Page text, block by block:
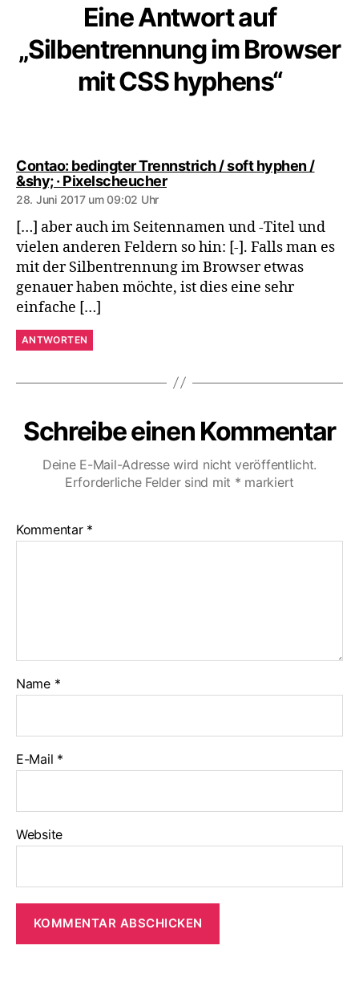
Eine Antwort auf
„Silbentrennung im Browser
mit CSS hyphens“
Contao: bedingter Trennstrich / soft hyphen /
&shy; · Pixelscheuchersagt:
28. Juni 2017 um 09:02 Uhr
[…] aber auch im Seitennamen und -Titel und
vielen anderen Feldern so hin: [-]. Falls man es
mit der Silbentrennung im Browser etwas
genauer haben möchte, ist dies eine sehr
einfache […]
ANTWORTEN
Schreibe einen Kommentar
Deine E-Mail-Adresse wird nicht veröffentlicht.
Erforderliche Felder sind mit * markiert
Kommentar *
Name *
E-Mail *
Website